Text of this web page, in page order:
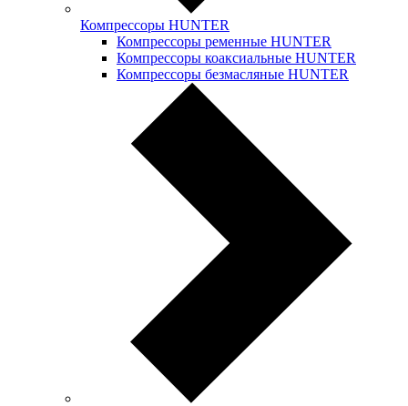
Компрессоры HUNTER
Компрессоры ременные HUNTER
Компрессоры коаксиальные HUNTER
Компрессоры безмасляные HUNTER